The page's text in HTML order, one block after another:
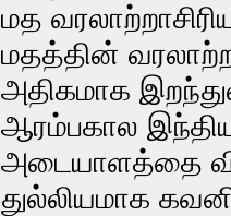
மத
மதத்தின்
அதிகமாக
ஆரம்பகால
அடையாளத்தை
துல்லியமாக